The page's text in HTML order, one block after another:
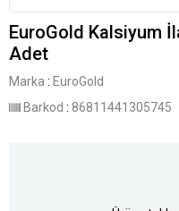
EuroGold Kalsiyum
Adet
Marka : EuroGold
Barkod : 86811441305745